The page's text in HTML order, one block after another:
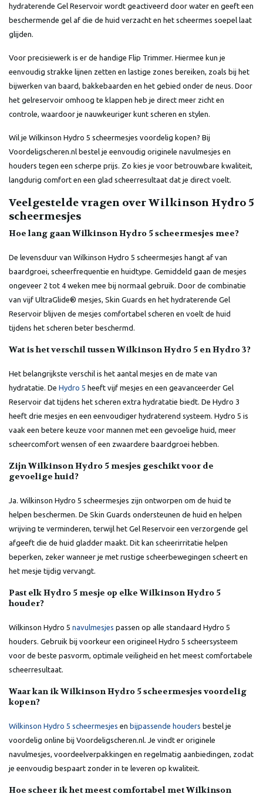
hydraterende Gel Reservoir wordt geactiveerd door water en geeft een
beschermende gel af die de huid verzacht en het scheermes soepel laat
glijden.
Voor precisiewerk is er de handige Flip Trimmer. Hiermee kun je
eenvoudig strakke lijnen zetten en lastige zones bereiken, zoals bij het
bijwerken van baard, bakkebaarden en het gebied onder de neus. Door
het gelreservoir omhoog te klappen heb je direct meer zicht en
controle, waardoor je nauwkeuriger kunt scheren en stylen.
Wil je Wilkinson Hydro 5 scheermesjes voordelig kopen? Bij
Voordeligscheren.nl bestel je eenvoudig originele navulmesjes en
houders tegen een scherpe prijs. Zo kies je voor betrouwbare kwaliteit,
langdurig comfort en een glad scheerresultaat dat je direct voelt.
Veelgestelde vragen over Wilkinson Hydro 5
scheermesjes
Hoe lang gaan Wilkinson Hydro 5 scheermesjes mee?
De levensduur van Wilkinson Hydro 5 scheermesjes hangt af van
baardgroei, scheerfrequentie en huidtype. Gemiddeld gaan de mesjes
ongeveer 2 tot 4 weken mee bij normaal gebruik. Door de combinatie
van vijf UltraGlide® mesjes, Skin Guards en het hydraterende Gel
Reservoir blijven de mesjes comfortabel scheren en voelt de huid
tijdens het scheren beter beschermd.
Wat is het verschil tussen Wilkinson Hydro 5 en Hydro 3?
Het belangrijkste verschil is het aantal mesjes en de mate van
hydratatie. De Hydro 5 heeft vijf mesjes en een geavanceerder Gel
Reservoir dat tijdens het scheren extra hydratatie biedt. De Hydro 3
heeft drie mesjes en een eenvoudiger hydraterend systeem. Hydro 5 is
vaak een betere keuze voor mannen met een gevoelige huid, meer
scheercomfort wensen of een zwaardere baardgroei hebben.
Zijn Wilkinson Hydro 5 mesjes geschikt voor de
gevoelige huid?
Ja. Wilkinson Hydro 5 scheermesjes zijn ontworpen om de huid te
helpen beschermen. De Skin Guards ondersteunen de huid en helpen
wrijving te verminderen, terwijl het Gel Reservoir een verzorgende gel
afgeeft die de huid gladder maakt. Dit kan scheerirritatie helpen
beperken, zeker wanneer je met rustige scheerbewegingen scheert en
het mesje tijdig vervangt.
Past elk Hydro 5 mesje op elke Wilkinson Hydro 5
houder?
Wilkinson Hydro 5 navulmesjes passen op alle standaard Hydro 5
houders. Gebruik bij voorkeur een origineel Hydro 5 scheersysteem
voor de beste pasvorm, optimale veiligheid en het meest comfortabele
scheerresultaat.
Waar kan ik Wilkinson Hydro 5 scheermesjes voordelig
kopen?
Wilkinson Hydro 5 scheermesjes en bijpassende houders bestel je
voordelig online bij Voordeligscheren.nl. Je vindt er originele
navulmesjes, voordeelverpakkingen en regelmatig aanbiedingen, zodat
je eenvoudig bespaart zonder in te leveren op kwaliteit.
Hoe scheer ik het meest comfortabel met Wilkinson